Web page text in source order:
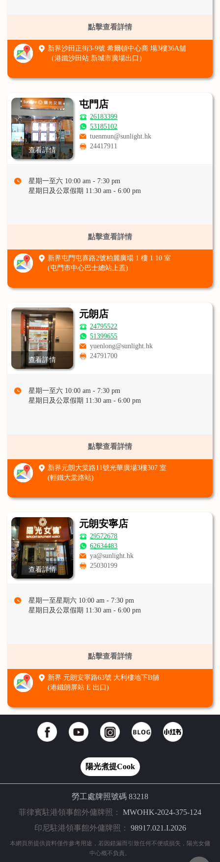
點擊查看詳情
新界沙田正街3-9號 希爾頓中心商 場3樓36A舖
（港鐵沙田站 新城市廣場出口）
查看詳情
屯門店
26183399
53185102
tuenmun@sunlight.hk
24417911
星期一至六 10:00 am - 7:30 pm
星期日及公眾假期 11:30 am - 6:00 pm
點擊查看詳情
新界屯門屯喜路2號柏麗廣場 1 樓 1 10 室
(屯門市中心巴士總站上蓋)
查看詳情
元朗店
24795522
51399655
yuenlong@sunlight.hk
24791700
星期一至六 10:00 am - 7:30 pm
星期日及公眾假期 11:30 am - 6:00 pm
點擊查看詳情
新界元朗大棠路11號光華廣場3樓307 室
(輕鐵大棠路站)
查看詳情
元朗安寧店
29572678
62634483
ya@sunlight.hk
25030199
星期一至星期六 10:00 am - 7:30 pm
星期日及公眾假期 11:30 am - 6:00 pm
點擊查看詳情
新界 元朗安寧路63號 大利樓地下B舖
(港鐵朗屏站 E 出口)
陽光煮提Cook
勞工處牌照號碼 83218
菲律賓駐港領事館外傭牌照： MWOHK-2024-375-124
印尼駐港領事館外傭牌照： 98917.021.I.2026
本網頁所提供資料僅作參考用途，若因錯漏而引致任何不便或損失，陽光女傭
中心概不負責。